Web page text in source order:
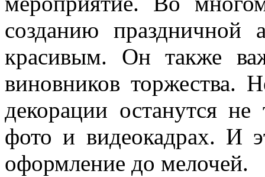
созданию праздничной
красивым. Он также
виновников торжества.
декорации останутся
фото и видеокадрах. И
оформление до мелочей.